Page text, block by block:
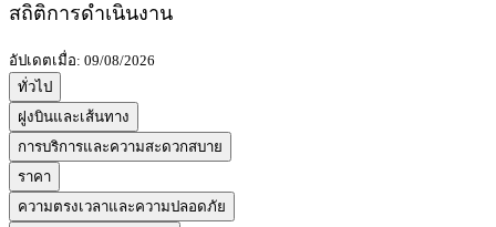
สถิติการดำเนินงาน
อัปเดตเมื่อ: 09/08/2026
ทั่วไป
ฝูงบินและเส้นทาง
การบริการและความสะดวกสบาย
ราคา
ความตรงเวลาและความปลอดภัย